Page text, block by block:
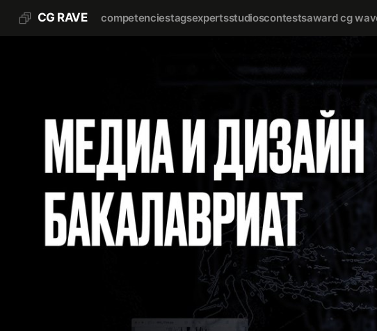
CG RAVE competenciestagsexpertsstudioscontestsaward cg